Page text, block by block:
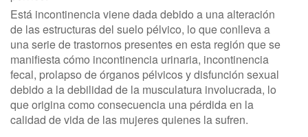
Está incontinencia viene dada debido a una alteración
de las estructuras del suelo pélvico, lo que conlleva a
una serie de trastornos presentes en esta región que se
manifiesta cómo incontinencia urinaria, incontinencia
fecal, prolapso de órganos pélvicos y disfunción sexual
debido a la debilidad de la musculatura involucrada, lo
que origina como consecuencia una pérdida en la
calidad de vida de las mujeres quienes la sufren.